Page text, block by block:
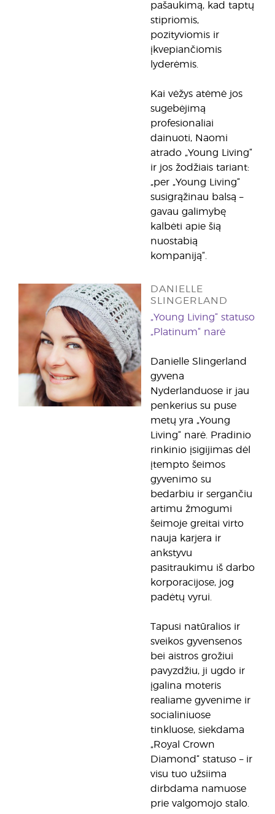
pašaukimą, kad taptų
stipriomis,
pozityviomis ir
įkvepiančiomis
lyderėmis.
Kai vėžys atėmė jos
sugebėjimą
profesionaliai
dainuoti, Naomi
atrado „Young Living“
ir jos žodžiais tariant:
„per „Young Living“
susigrąžinau balsą –
gavau galimybę
kalbėti apie šią
nuostabią
kompaniją“.
DANIELLE
SLINGERLAND
„Young Living“ statuso
„Platinum“ narė
Danielle Slingerland
gyvena
Nyderlanduose ir jau
penkerius su puse
metų yra „Young
Living“ narė. Pradinio
rinkinio įsigijimas dėl
įtempto šeimos
gyvenimo su
bedarbiu ir sergančiu
artimu žmogumi
šeimoje greitai virto
nauja karjera ir
ankstyvu
pasitraukimu iš darbo
korporacijose, jog
padėtų vyrui.
Tapusi natūralios ir
sveikos gyvensenos
bei aistros grožiui
pavyzdžiu, ji ugdo ir
įgalina moteris
realiame gyvenime ir
socialiniuose
tinkluose, siekdama
„Royal Crown
Diamond“ statuso – ir
visu tuo užsiima
dirbdama namuose
prie valgomojo stalo.